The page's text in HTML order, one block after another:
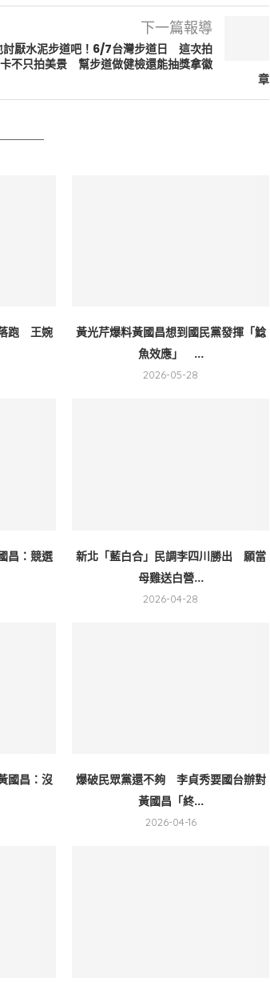
下一篇報導
討厭水泥步道吧！6/7台灣步道日 這次拍
不只拍美景 幫步道做健檢還能抽獎拿徽
章
跑 王婉
黃光芹爆料黃國昌想到國民黨發揮「鯰
魚效應」 ...
2026-05-28
昌：競選
新北「藍白合」民調李四川勝出 願當
母雞送白營...
2026-04-28
國昌：沒
爆破民眾黨還不夠 李貞秀要國台辦對
黃國昌「終...
2026-04-16